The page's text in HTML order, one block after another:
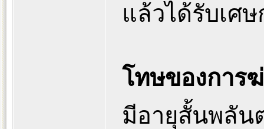
แล้วได้รับเศ
โทษของการ
มีอายุสั้นพลัน